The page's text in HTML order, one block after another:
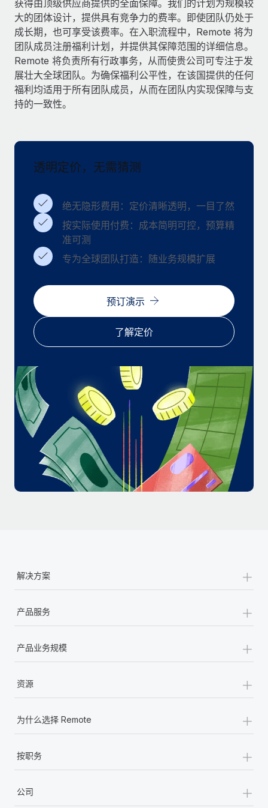
服务
咨询专家
获得全球人力资源与合规方面的专家帮助
背景调查
简化候选人筛选流程
合规守望台
在全球范围内配置和跟踪 IT 设备
实体设立
快速建立合规实体
人员调配与搬迁
轻松搬迁员工
轻松管理员工福利
Remote Build 即将推出
集成与人工智能自动化咨询
案例研究
薪金与人才洞察
洞察中心
获得支持
查看全部资源
EOR compliance
to the demands of today’s labor market, the...
了解更多
What a Workday global payroll implementation
Most teams hear "payroll implementation" and picture a
six-month project with a dedicated team....
了解更多
获得由顶级供应商提供的全面保障。我们的计划为规模较
大的团体设计，提供具有竞争力的费率。即使团队仍处于
成长期，也可享受该费率。在入职流程中，Remote 将为
团队成员注册福利计划，并提供其保障范围的详细信息。
Remote 将负责所有行政事务，从而使贵公司可专注于发
展壮大全球团队。为确保福利公平性，在该国提供的任何
福利均适用于所有团队成员，从而在团队内实现保障与支
持的一致性。
透明定价，无需猜测
绝无隐形费用：定价清晰透明，一目了然
按实际使用付费：成本简明可控，预算精
准可测
专为全球团队打造：随业务规模扩展
预订演示
了解定价
解决方案 +
产品服务 +
产品业务规模 +
资源 +
为什么选择 Remote +
按职务 +
公司 +